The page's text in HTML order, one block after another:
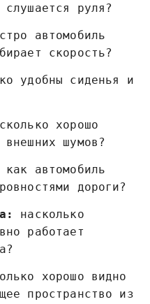
руля?
автомобиль
скорость?
удобны сиденья и
хорошо
шумов?
как автомобиль
дороги?
насколько
работает
хорошо видно
пространство из